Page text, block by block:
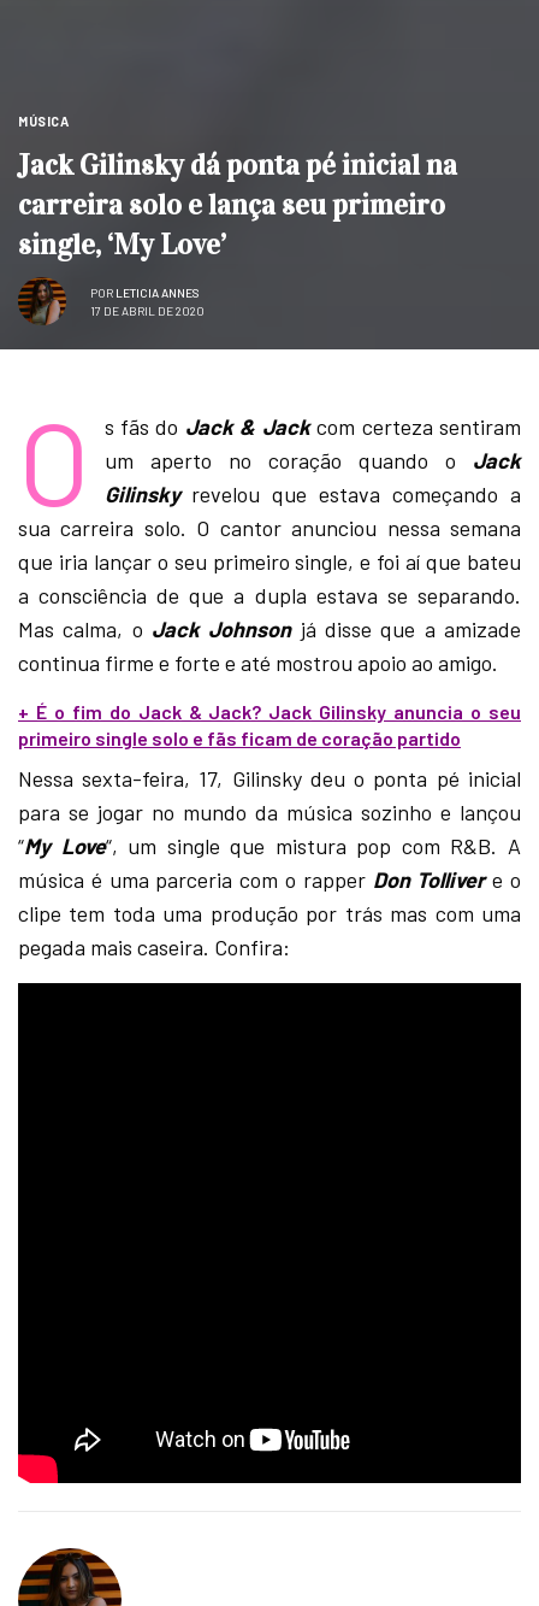
MÚSICA
Jack Gilinsky dá ponta pé inicial na
carreira solo e lança seu primeiro
single, ‘My Love’
POR LETICIA ANNES
17 DE ABRIL DE 2020
O s fãs do Jack & Jackcom certeza sentiram
um aperto no coração quando o Jack
Gilinsky revelou que estava começando a
sua carreira solo. O cantor anunciou nessa semana
que iria lançar o seu primeiro single, e foi aí que bateu
a consciência de que a dupla estava se separando.
Mas calma, o Jack Johnsonjá disse que a amizade
continua firme e forte e até mostrou apoio ao amigo.
+ É o fim do Jack & Jack? Jack Gilinsky anuncia o seu
primeiro single solo e fãs ficam de coração partido
Nessa sexta-feira, 17, Gilinsky deu o ponta pé inicial
para se jogar no mundo da música sozinho e lançou
“My Love“, um single que mistura pop com R&B. A
música é uma parceria com o rapper Don Tollivere o
clipe tem toda uma produção por trás mas com uma
pegada mais caseira. Confira: